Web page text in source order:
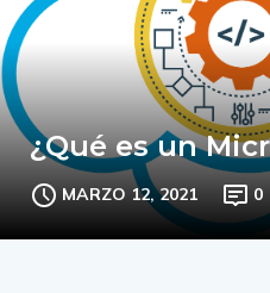
¿Qué es un
MARZO 12, 2021 0